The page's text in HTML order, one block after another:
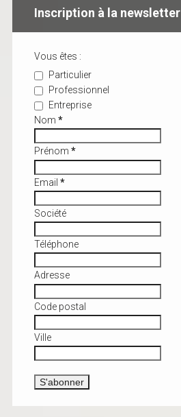
Inscription à la newsletter
Vous êtes :
Particulier
Professionnel
Entreprise
Nom *
Prénom *
Email *
Société
Téléphone
Adresse
Code postal
Ville